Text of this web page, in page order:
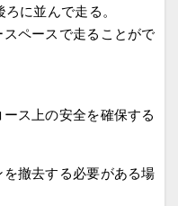
に並んで走る。
ペースで走ることがで
ス上の安全を確保する
撤去する必要がある場